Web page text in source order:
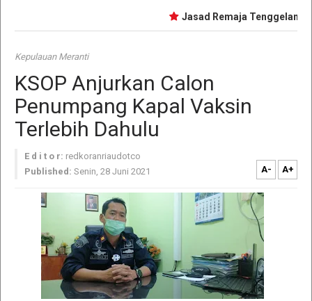
Jasad Remaja Tenggelam
Kepulauan Meranti
KSOP Anjurkan Calon
Penumpang Kapal Vaksin
Terlebih Dahulu
E d i t o r: redkoranriaudotco
Published: Senin, 28 Juni 2021 A- A+